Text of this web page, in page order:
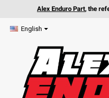
Alex Enduro Part, the
English